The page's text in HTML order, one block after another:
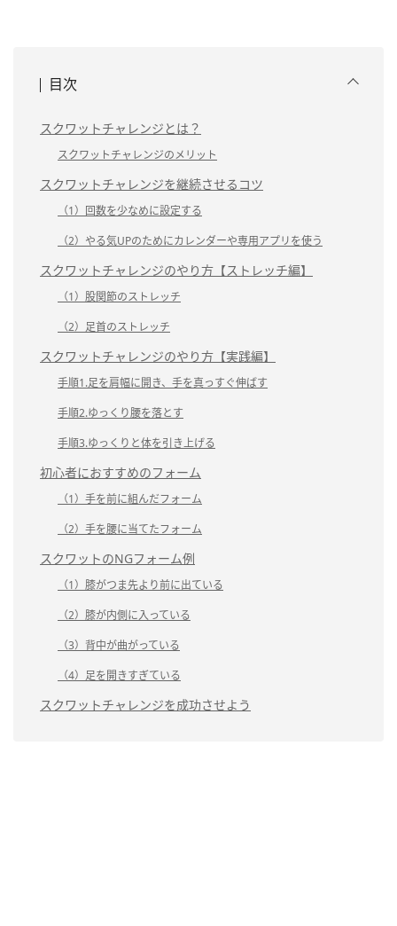
目次
スクワットチャレンジとは？
スクワットチャレンジのメリット
スクワットチャレンジを継続させるコツ
（1）回数を少なめに設定する
（2）やる気UPのためにカレンダーや専用アプリを使う
スクワットチャレンジのやり方【ストレッチ編】
（1）股関節のストレッチ
（2）足首のストレッチ
スクワットチャレンジのやり方【実践編】
手順1.足を肩幅に開き、手を真っすぐ伸ばす
手順2.ゆっくり腰を落とす
手順3.ゆっくりと体を引き上げる
初心者におすすめのフォーム
（1）手を前に組んだフォーム
（2）手を腰に当てたフォーム
スクワットのNGフォーム例
（1）膝がつま先より前に出ている
（2）膝が内側に入っている
（3）背中が曲がっている
（4）足を開きすぎている
スクワットチャレンジを成功させよう